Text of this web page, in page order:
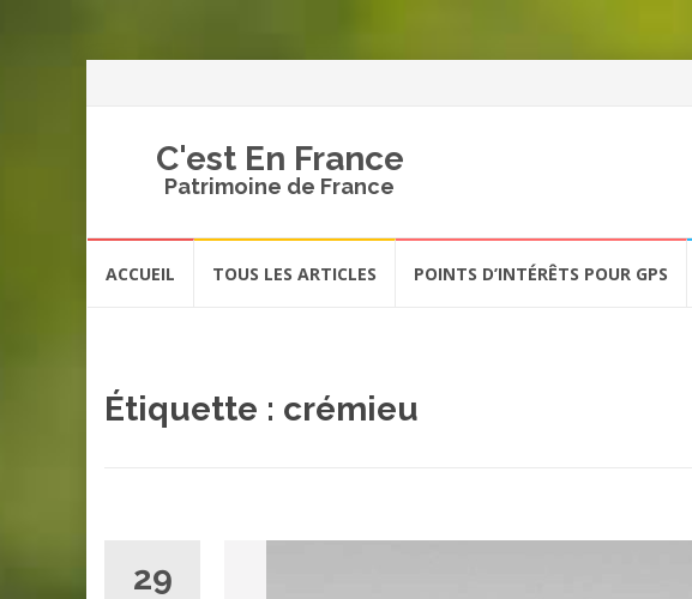
C'est En France
Patrimoine de France
ACCUEIL TOUS LES ARTICLES POINTS D’INTÉRÊTS POUR GPS
Étiquette : crémieu
29